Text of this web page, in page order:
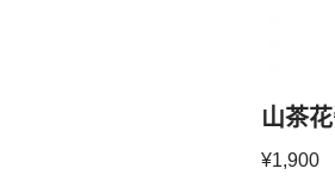
山茶
¥1,900